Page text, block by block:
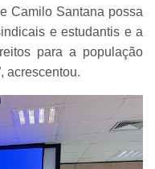
Camilo Santana possa
e estudantis e a
para a população
acrescentou.